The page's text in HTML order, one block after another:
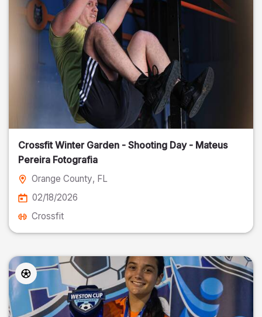
Crossfit Winter Garden - Shooting Day - Mateus
Pereira Fotografia
Orange County, FL
02/18/2026
Crossfit